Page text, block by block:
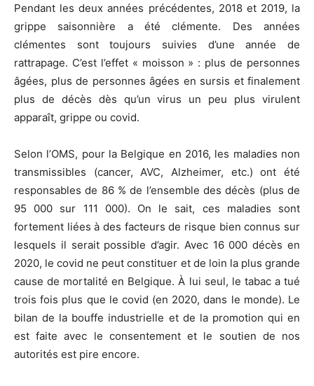
Pendant les deux années précédentes, 2018 et 2019, la
grippe saisonnière a été clémente. Des années
clémentes sont toujours suivies d’une année de
rattrapage. C’est l’effet « moisson » : plus de personnes
âgées, plus de personnes âgées en sursis et finalement
plus de décès dès qu’un virus un peu plus virulent
apparaît, grippe ou covid.
Selon l’OMS, pour la Belgique en 2016, les maladies non
transmissibles (cancer, AVC, Alzheimer, etc.) ont été
responsables de 86 % de l’ensemble des décès (plus de
95 000 sur 111 000). On le sait, ces maladies sont
fortement liées à des facteurs de risque bien connus sur
lesquels il serait possible d’agir. Avec 16 000 décès en
2020, le covid ne peut constituer et de loin la plus grande
cause de mortalité en Belgique. À lui seul, le tabac a tué
trois fois plus que le covid (en 2020, dans le monde). Le
bilan de la bouffe industrielle et de la promotion qui en
est faite avec le consentement et le soutien de nos
autorités est pire encore.